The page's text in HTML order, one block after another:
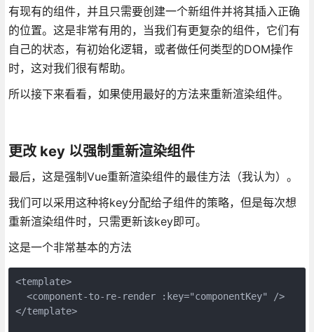
有现有的组件，并且只需要创建一个新组件并将其插入正确
的位置。这是非常有用的，当我们有更复杂的组件，它们有
自己的状态，有初始化逻辑，或者做任何类型的DOM操作
时，这对我们很有帮助。
所以接下来看看，如果使用最好的方法来重新渲染组件。
更改 key 以强制重新渲染组件
最后，这是强制Vue重新渲染组件的最佳方法（我认为）。
我们可以采用这种将key分配给子组件的策略，但是每次想
重新渲染组件时，只需更新该key即可。
这是一个非常基本的方法
<template>
  <component-to-re-render :key="componentKey" />
</template>